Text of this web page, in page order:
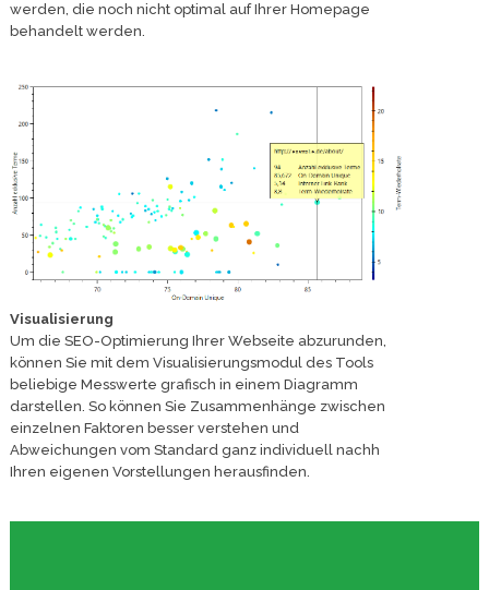
werden, die noch nicht optimal auf Ihrer Homepage
behandelt werden.
Visualisierung
Um die SEO-Optimierung Ihrer Webseite abzurunden,
können Sie mit dem Visualisierungsmodul des Tools
beliebige Messwerte grafisch in einem Diagramm
darstellen. So können Sie Zusammenhänge zwischen
einzelnen Faktoren besser verstehen und
Abweichungen vom Standard ganz individuell nachh
Ihren eigenen Vorstellungen herausfinden.